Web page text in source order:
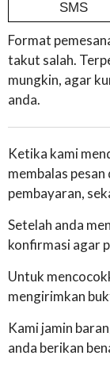
SMS
Format
takut salah.
mungkin, agar
anda.
Ketika kami
membalas
pembayaran,
Setelah anda
konfirmasi agar
Untuk
mengirimkan
Kami jamin
anda berikan